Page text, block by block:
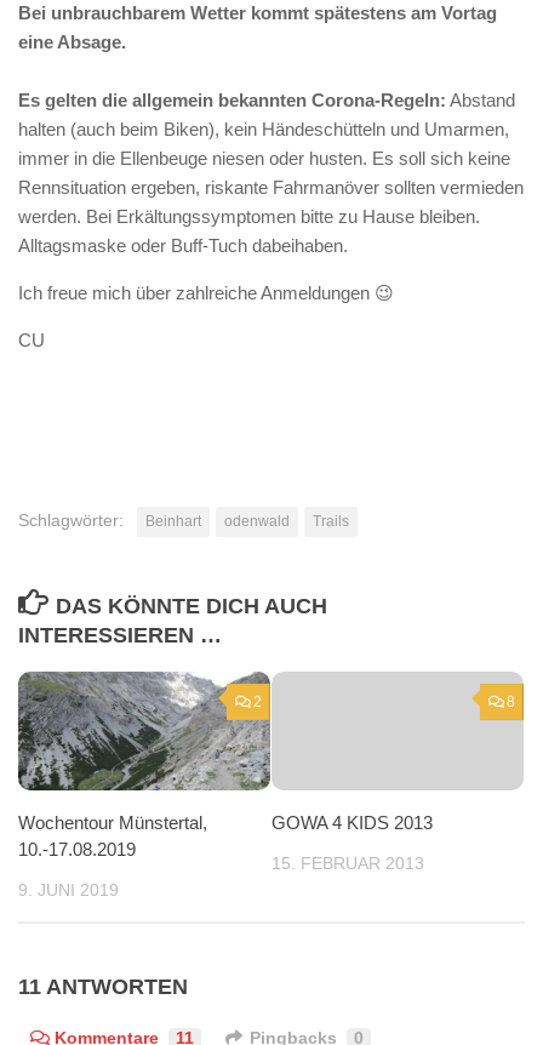
Bei unbrauchbarem Wetter kommt spätestens am Vortag
eine Absage.
Es gelten die allgemein bekannten Corona-Regeln: Abstand
halten (auch beim Biken), kein Händeschütteln und Umarmen,
immer in die Ellenbeuge niesen oder husten. Es soll sich keine
Rennsituation ergeben, riskante Fahrmanöver sollten vermieden
werden. Bei Erkältungssymptomen bitte zu Hause bleiben.
Alltagsmaske oder Buff-Tuch dabeihaben.
Ich freue mich über zahlreiche Anmeldungen 😉
CU
Schlagwörter: Beinhart odenwald Trails
DAS KÖNNTE DICH AUCH
INTERESSIEREN …
2
Wochentour Münstertal,
10.-17.08.2019
9. JUNI 2019
8
GOWA 4 KIDS 2013
15. FEBRUAR 2013
11 ANTWORTEN
Kommentare 11 Pingbacks 0